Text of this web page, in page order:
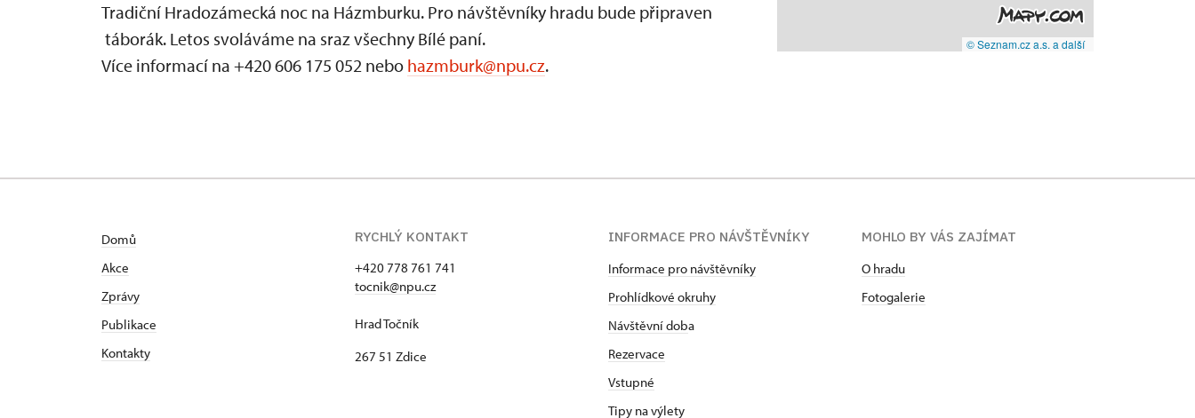
Tradiční Hradozámecká noc na Házmburku. Pro návštěvníky hradu bude připraven
táborák. Letos svoláváme na sraz všechny Bílé paní.
Více informací na +420 606 175 052 nebo hazmburk@npu.cz.
© Seznam.cz a.s. a další
Domů
Akce
Zprávy
Publikace
Kontakty
RYCHLÝ KONTAKT
+420 778 761 741
tocnik@npu.cz
Hrad Točník
267 51 Zdice
INFORMACE PRO NÁVŠTĚVNÍKY
Informace pro návštěvníky
Prohlídkové okruhy
Návštěvní doba
Rezervace
Vstupné
Tipy na výlety
MOHLO BY VÁS ZAJÍMAT
O hradu
Fotogalerie